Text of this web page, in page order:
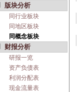
版块分析
同行业板块
同地区板块
同概念板块
财报分析
研报一览
资产负债表
利润分配表
现金流量表